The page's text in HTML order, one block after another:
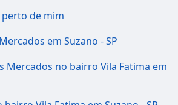
de mim
em Suzano - SP
Mercados no bairro Vila Fatima em